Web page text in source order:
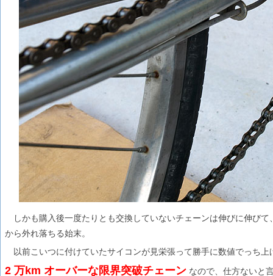
しかも購入後一度たりとも交換していないチェーンは伸びに伸び
から外れ落ちる始末。
以前こいつに付けていたサイコンが見栄張って勝手に数値でっち上
2 万km オーバーな限界突破チェーン なので、仕方ない